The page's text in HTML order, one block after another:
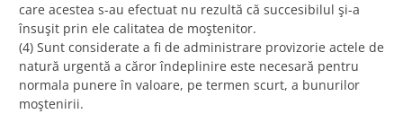
care acestea s-au efectuat nu rezultă că succesibilul şi-a
însuşit prin ele calitatea de moştenitor.
(4) Sunt considerate a fi de administrare provizorie actele de
natură urgentă a căror îndeplinire este necesară pentru
normala punere în valoare, pe termen scurt, a bunurilor
moştenirii.